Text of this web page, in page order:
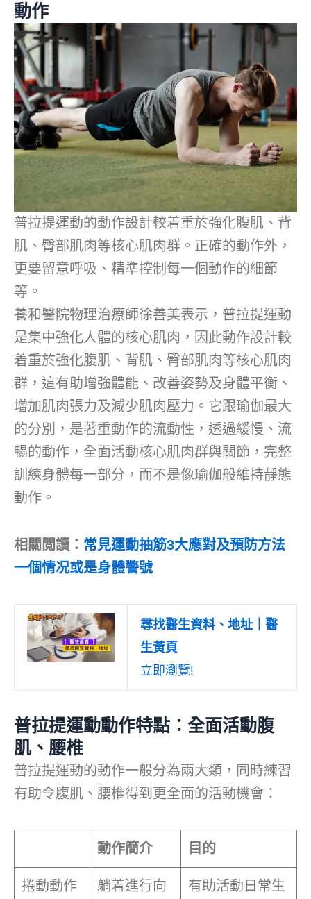
動作
普拉提運動的動作設計較着重於強化腹肌、背
肌、臀部肌肉等核心肌肉群。正確的動作外，
更要留意呼吸、精準控制每一個動作的細節
等。
養和醫院物理治療師徐善美表示，普拉提運動
是集中強化人體的核心肌肉，因此動作設計較
着重於強化腹肌、背肌、臀部肌肉等核心肌肉
群，這有助增強體能、改善姿勢及身體平衡、
增加肌肉張力及減少肌肉壓力。它跟瑜伽最大
的分別，是著重動作的流動性，透過緩慢、流
暢的動作，全面活動核心肌肉群與關節，完整
訓練身體每一部分，而不是像瑜伽般維持靜態
動作。
相關閲讀： 常見運動抽筋3大應對及預防方法
一個情况或是身體警號
尋找醫生資料、地址｜醫
生黃頁
立即瀏覽!
普拉提運動動作特點：全面活動腹
肌、腰椎
普拉提運動的動作一般分為兩大類，同時練習
有助令腹肌、腰椎得到更全面的活動機會：
動作簡介 目的
捲動動作 躺着進行向 有助活動日常生